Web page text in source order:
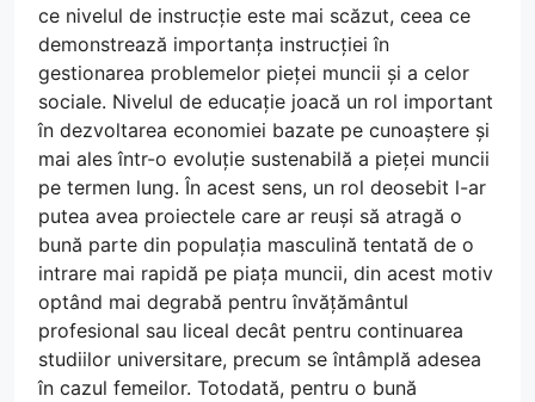
ce nivelul de instrucție este mai scăzut, ceea ce
demonstrează importanța instrucției în
gestionarea problemelor pieței muncii și a celor
sociale. Nivelul de educație joacă un rol important
în dezvoltarea economiei bazate pe cunoaștere și
mai ales într-o evoluție sustenabilă a pieței muncii
pe termen lung. În acest sens, un rol deosebit l-ar
putea avea proiectele care ar reuși să atragă o
bună parte din populația masculină tentată de o
intrare mai rapidă pe piața muncii, din acest motiv
optând mai degrabă pentru învățământul
profesional sau liceal decât pentru continuarea
studiilor universitare, precum se întâmplă adesea
în cazul femeilor. Totodată, pentru o bună